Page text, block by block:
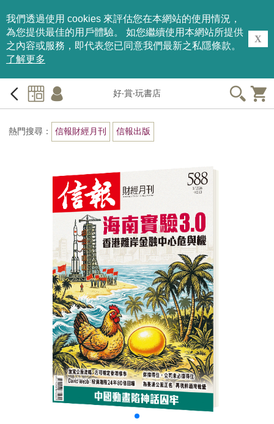
我們透過使用 cookies 來評估您在本網站的使用情況，
為您提供最佳的用戶體驗。 如您繼續使用本網站所提供
之內容或服務，即代表您已同意我們最新之私隱條款。
了解更多
X
好‧賞‧玩書店
熱門搜尋： 信報財經月刊 信報出版